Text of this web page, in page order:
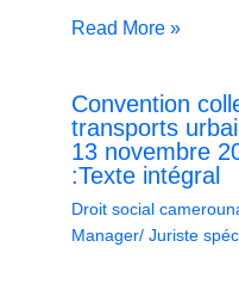
Read More »
Convention
transports
13 novembre
:Texte intégral
Droit social
Manager/ Juriste